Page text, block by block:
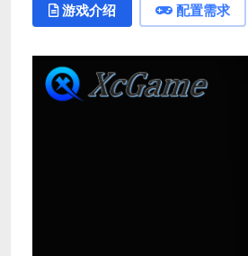
游戏介绍 配置需求